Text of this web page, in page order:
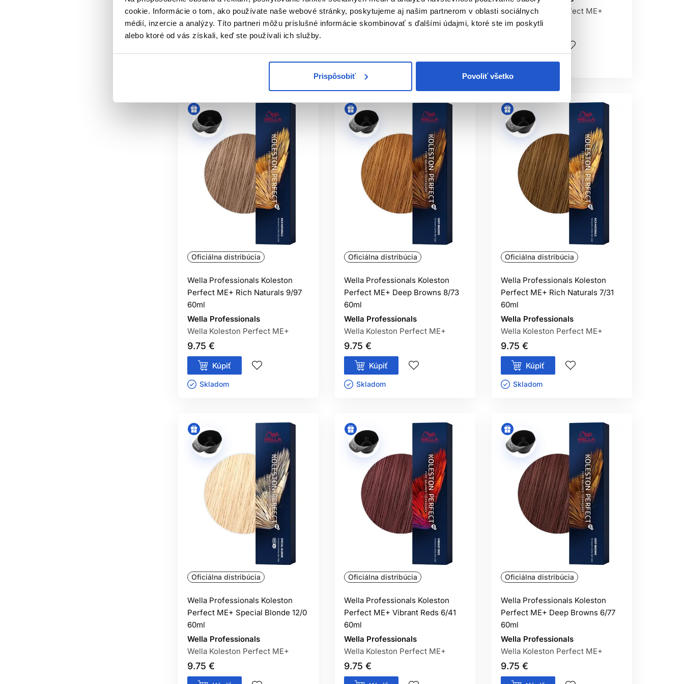
cookie. Informácie o tom, ako používate naše webové stránky, poskytujeme aj našim partnerom v oblasti sociálnych
médií, inzercie a analýzy. Títo partneri môžu príslušné informácie skombinovať s ďalšími údajmi, ktoré ste im poskytli
alebo ktoré od vás získali, keď ste používali ich služby.
Prispôsobiť Povoliť všetko
ZAKRYJE ŠEDIVÉ VLASY?
Pri správnej formulácii môže poskytnúť vysoké krytie. Podľa percenta šedín sa pridáva vhodný prirodzený odtieň.
Nie. Riziko nie je nulové a povinný je test znášanlivosti podľa návodu. Pri predchádzajúcej alergii farbu nepoužívajte bez odborného
posúdenia.
Wella Koleston Perfect ME+
9.75 €
Wella Koleston Perfect ME+
9.75 €
Skladom ㅤ
Wella Koleston Perfect ME+
9.75 €
Skladom ㅤ
Oficiálna distribúcia
Wella Professionals Koleston
Perfect ME+ Rich Naturals 9/97
60ml
Wella Professionals
Wella Koleston Perfect ME+
9.75 €
Kúpiť
Skladom ㅤ
Oficiálna distribúcia
Wella Professionals Koleston
Perfect ME+ Deep Browns 8/73
60ml
Wella Professionals
Wella Koleston Perfect ME+
9.75 €
Kúpiť
Skladom ㅤ
Oficiálna distribúcia
Wella Professionals Koleston
Perfect ME+ Rich Naturals 7/31
60ml
Wella Professionals
Wella Koleston Perfect ME+
9.75 €
Kúpiť
Skladom ㅤ
Oficiálna distribúcia
Wella Professionals Koleston
Perfect ME+ Special Blonde 12/0
60ml
Wella Professionals
Wella Koleston Perfect ME+
9.75 €
Oficiálna distribúcia
Wella Professionals Koleston
Perfect ME+ Vibrant Reds 6/41
60ml
Wella Professionals
Wella Koleston Perfect ME+
9.75 €
Oficiálna distribúcia
Wella Professionals Koleston
Perfect ME+ Deep Browns 6/77
60ml
Wella Professionals
Wella Koleston Perfect ME+
9.75 €